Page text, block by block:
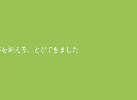
迎えることができました